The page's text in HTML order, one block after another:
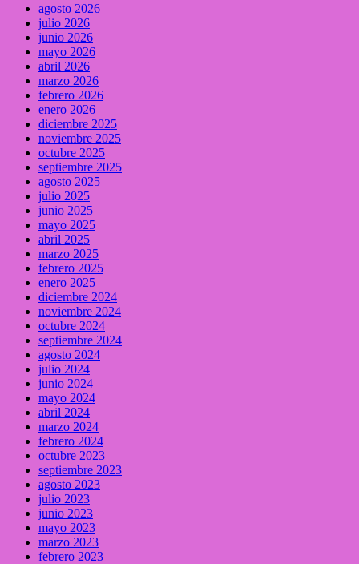
agosto 2026
julio 2026
junio 2026
mayo 2026
abril 2026
marzo 2026
febrero 2026
enero 2026
diciembre 2025
noviembre 2025
octubre 2025
septiembre 2025
agosto 2025
julio 2025
junio 2025
mayo 2025
abril 2025
marzo 2025
febrero 2025
enero 2025
diciembre 2024
noviembre 2024
octubre 2024
septiembre 2024
agosto 2024
julio 2024
junio 2024
mayo 2024
abril 2024
marzo 2024
febrero 2024
octubre 2023
septiembre 2023
agosto 2023
julio 2023
junio 2023
mayo 2023
marzo 2023
febrero 2023